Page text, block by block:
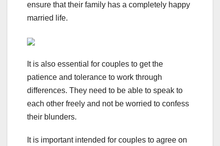
ensure that their family has a completely happy
married life.
It is also essential for couples to get the
patience and tolerance to work through
differences. They need to be able to speak to
each other freely and not be worried to confess
their blunders.
It is important intended for couples to agree on